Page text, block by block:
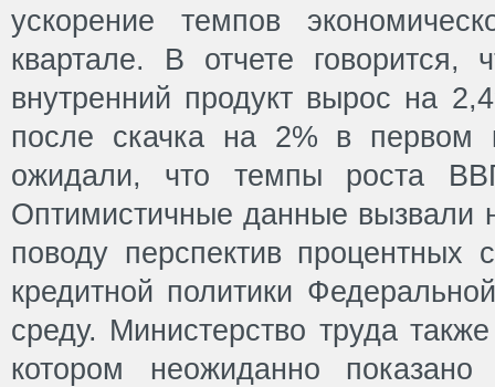
ускорение темпов
квартале. В отчете говорится,
внутренний продукт вырос на
после скачка на 2% в первом
ожидали, что темпы роста
Оптимистичные данные вызвали
поводу перспектив процентных
кредитной политики
среду. Министерство труда
котором неожиданно